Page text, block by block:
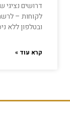
דרושים נציגי
לקוחות –
ובטלפון ללא
קרא עוד »